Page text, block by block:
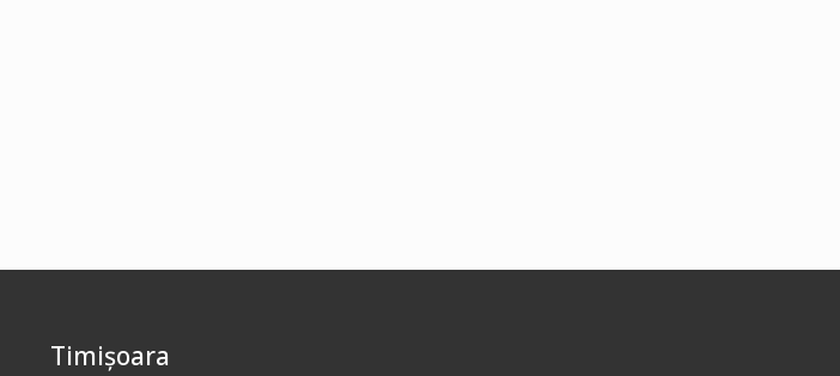
Timișoara